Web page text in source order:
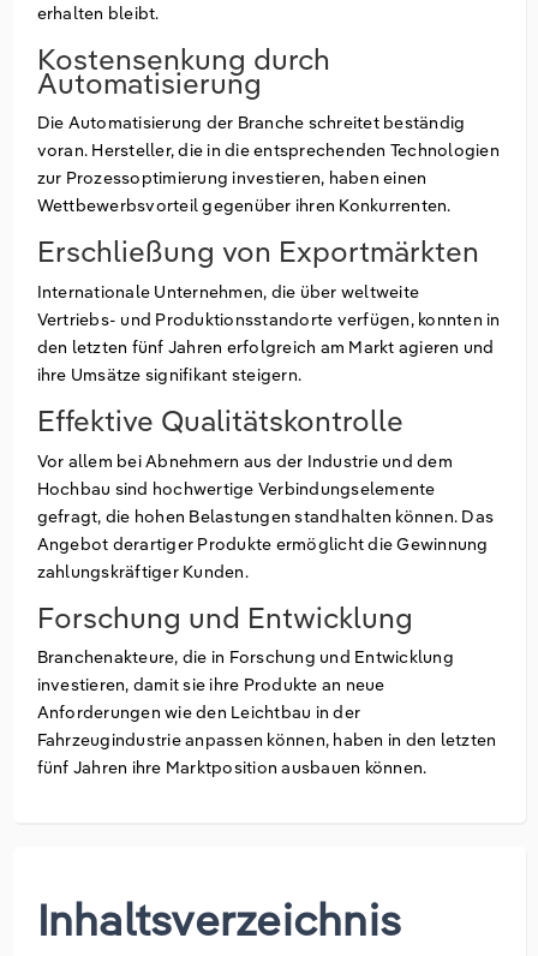
erhalten bleibt.
Kostensenkung durch
Automatisierung
Die Automatisierung der Branche schreitet beständig
voran. Hersteller, die in die entsprechenden Technologien
zur Prozessoptimierung investieren, haben einen
Wettbewerbsvorteil gegenüber ihren Konkurrenten.
Erschließung von Exportmärkten
Internationale Unternehmen, die über weltweite
Vertriebs- und Produktionsstandorte verfügen, konnten in
den letzten fünf Jahren erfolgreich am Markt agieren und
ihre Umsätze signifikant steigern.
Effektive Qualitätskontrolle
Vor allem bei Abnehmern aus der Industrie und dem
Hochbau sind hochwertige Verbindungselemente
gefragt, die hohen Belastungen standhalten können. Das
Angebot derartiger Produkte ermöglicht die Gewinnung
zahlungskräftiger Kunden.
Forschung und Entwicklung
Branchenakteure, die in Forschung und Entwicklung
investieren, damit sie ihre Produkte an neue
Anforderungen wie den Leichtbau in der
Fahrzeugindustrie anpassen können, haben in den letzten
fünf Jahren ihre Marktposition ausbauen können.
Inhaltsverzeichnis